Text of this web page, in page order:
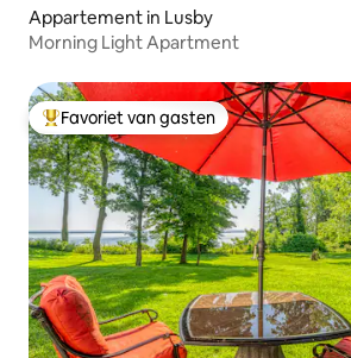
Appartement in Lusby
Morning Light Apartment
Topfavoriet van gasten
Favoriet van gasten